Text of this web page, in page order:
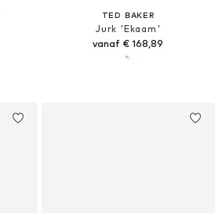
TED BAKER
Jurk 'Ekaam'
vanaf € 168,89